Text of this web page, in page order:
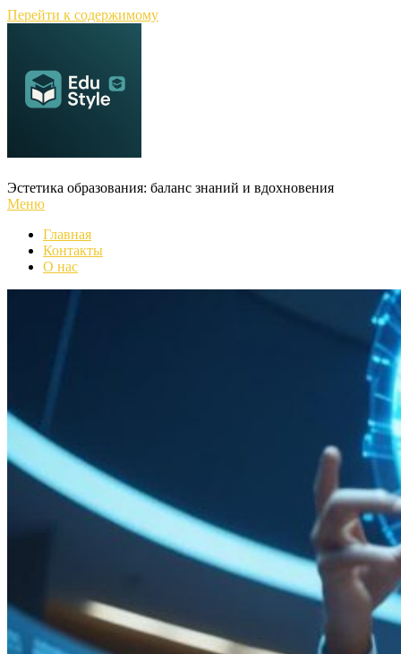
Перейти к содержимому
Эстетика образования: баланс знаний и вдохновения
Меню
Главная
Контакты
О нас